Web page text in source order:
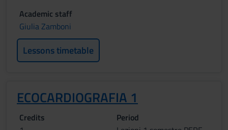
Academic staff
Giulia Zamboni
Lessons timetable
ECOCARDIOGRAFIA 1
Credits
Period